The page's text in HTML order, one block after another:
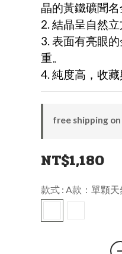
晶的黃鐵礦聞名
2. 結晶呈自然立
3. 表面有亮眼
重。
4. 純度高，收藏
free shipping
NT$1,180
款式 : A款：單顆